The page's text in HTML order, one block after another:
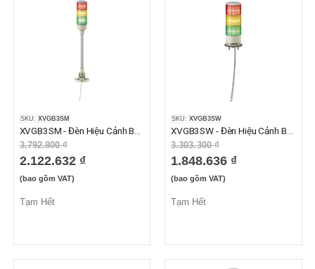
SKU: XVGB3SM
3.792.800 ₫
2.122.632 ₫
(bao gồm VAT)
Tạm Hết
SKU: XVGB3SW
3.303.300 ₫
1.848.636 ₫
(bao gồm VAT)
Tạm Hết